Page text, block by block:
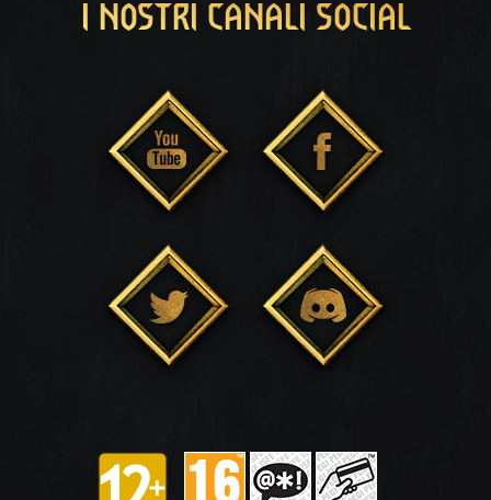
I NOSTRI CANALI SOCIAL